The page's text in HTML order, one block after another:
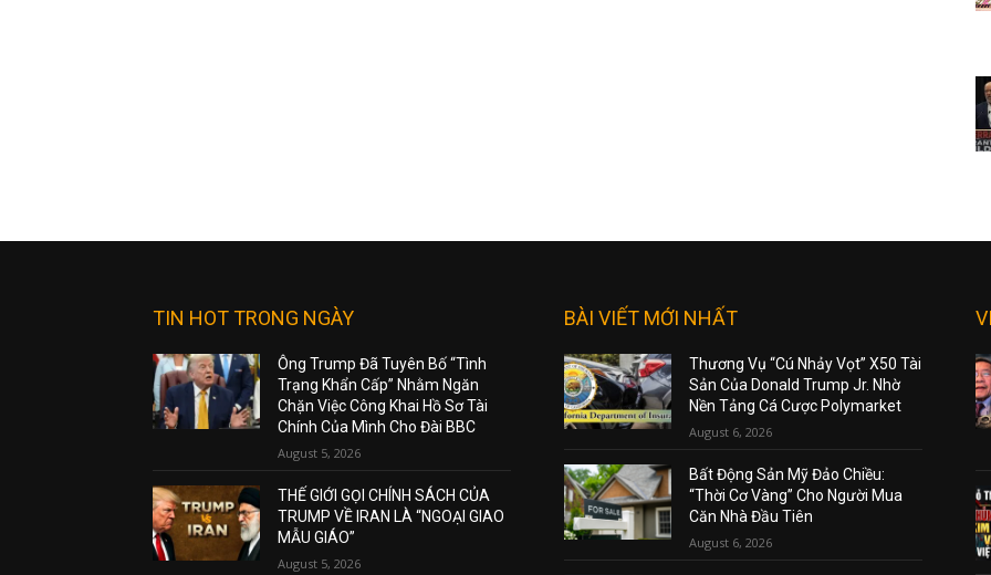
TIN HOT TRONG NGÀY
Ông Trump Đã Tuyên Bố “Tình
Trạng Khẩn Cấp” Nhằm Ngăn
Chặn Việc Công Khai Hồ Sơ Tài
Chính Của Mình Cho Đài BBC
August 5, 2026
THẾ GIỚI GỌI CHÍNH SÁCH CỦA
TRUMP VỀ IRAN LÀ “NGOẠI GIAO
MẪU GIÁO”
August 5, 2026
BÀI VIẾT MỚI NHẤT
Thương Vụ “Cú Nhảy Vọt” X50 Tài
Sản Của Donald Trump Jr. Nhờ
Nền Tảng Cá Cược Polymarket
August 6, 2026
Bất Động Sản Mỹ Đảo Chiều:
“Thời Cơ Vàng” Cho Người Mua
Căn Nhà Đầu Tiên
August 6, 2026